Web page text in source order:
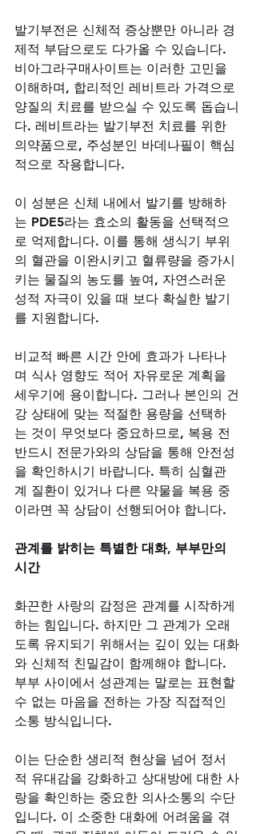
발기부전은 신체적 증상뿐만 아니라 경
제적 부담으로도 다가올 수 있습니다.
비아그라구매사이트는 이러한 고민을
이해하며, 합리적인 레비트라 가격으로
양질의 치료를 받으실 수 있도록 돕습니
다. 레비트라는 발기부전 치료를 위한
의약품으로, 주성분인 바데나필이 핵심
적으로 작용합니다.
이 성분은 신체 내에서 발기를 방해하
는 PDE5라는 효소의 활동을 선택적으
로 억제합니다. 이를 통해 생식기 부위
의 혈관을 이완시키고 혈류량을 증가시
키는 물질의 농도를 높여, 자연스러운
성적 자극이 있을 때 보다 확실한 발기
를 지원합니다.
비교적 빠른 시간 안에 효과가 나타나
며 식사 영향도 적어 자유로운 계획을
세우기에 용이합니다. 그러나 본인의 건
강 상태에 맞는 적절한 용량을 선택하
는 것이 무엇보다 중요하므로, 복용 전
반드시 전문가와의 상담을 통해 안전성
을 확인하시기 바랍니다. 특히 심혈관
계 질환이 있거나 다른 약물을 복용 중
이라면 꼭 상담이 선행되어야 합니다.
관계를 밝히는 특별한 대화, 부부만의
시간
화끈한 사랑의 감정은 관계를 시작하게
하는 힘입니다. 하지만 그 관계가 오래
도록 유지되기 위해서는 깊이 있는 대화
와 신체적 친밀감이 함께해야 합니다.
부부 사이에서 성관계는 말로는 표현할
수 없는 마음을 전하는 가장 직접적인
소통 방식입니다.
이는 단순한 생리적 현상을 넘어 정서
적 유대감을 강화하고 상대방에 대한 사
랑을 확인하는 중요한 의사소통의 수단
입니다. 이 소중한 대화에 어려움을 겪